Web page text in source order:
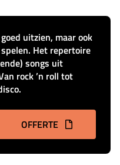
uitzien, maar ook
Het repertoire
songs uit
rock ’n roll tot
OFFERTE